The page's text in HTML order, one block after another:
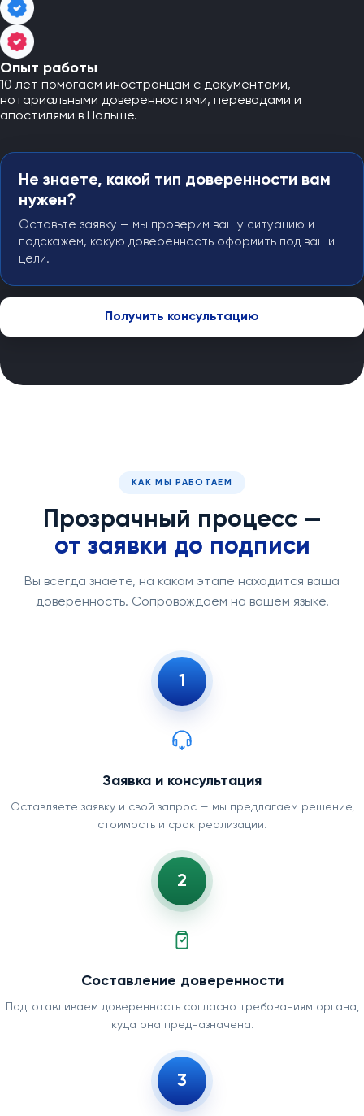
Опыт работы
10 лет помогаем иностранцам с документами,
нотариальными доверенностями, переводами и
апостилями в Польше.
Не знаете, какой тип доверенности вам
нужен?
Оставьте заявку — мы проверим вашу ситуацию и
подскажем, какую доверенность оформить под ваши
цели.
Получить консультацию
КАК МЫ РАБОТАЕМ
Прозрачный процесс —
от заявки до подписи
Вы всегда знаете, на каком этапе находится ваша
доверенность. Сопровождаем на вашем языке.
1
Заявка и консультация
Оставляете заявку и свой запрос — мы предлагаем решение,
стоимость и срок реализации.
2
Составление доверенности
Подготавливаем доверенность согласно требованиям органа,
куда она предназначена.
3